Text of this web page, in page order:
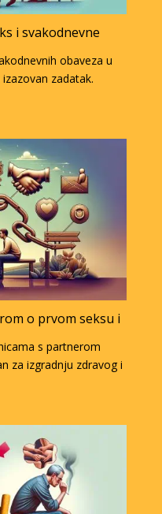
i svakodnevne
obaveza u
zadatak.
o prvom seksu i
s partnerom
za izgradnju zdravog i